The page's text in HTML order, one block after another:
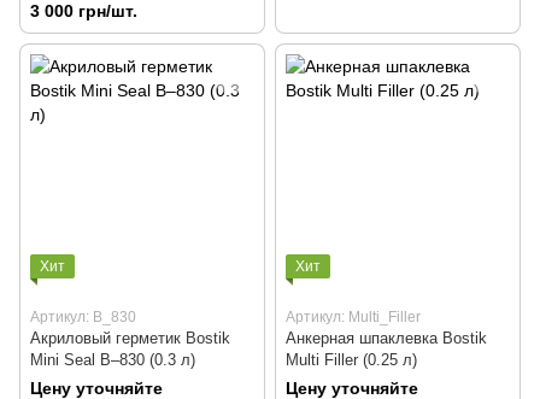
3 000 грн/шт.
Хит
Артикул: B_830
Акриловый герметик Bostik
Mini Seal B–830 (0.3 л)
Цену уточняйте
Хит
Артикул: Multi_Filler
Анкерная шпаклевка Bostik
Multi Filler (0.25 л)
Цену уточняйте